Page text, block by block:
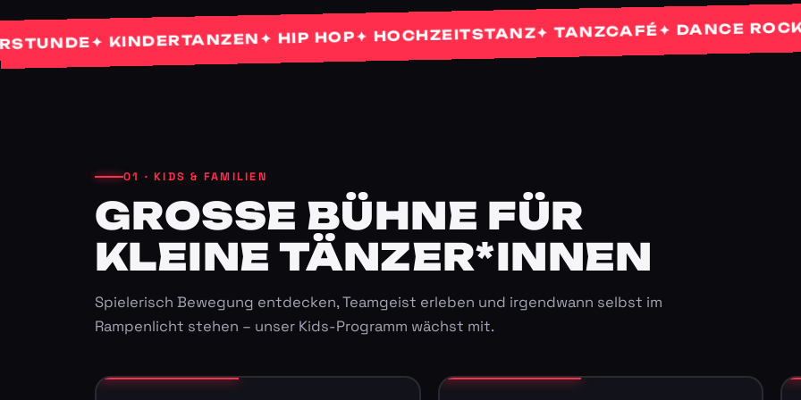
✦ KINDERTANZEN✦ HIP HOP✦ HOCHZEITSTANZ✦ TANZCAFÉ✦ DANCE ROCKETS✦
01 · KIDS & FAMILIEN
GROSSE BÜHNE FÜR K
LEINE TÄNZER*INNEN
Spielerisch Bewegung entdecken, Teamgeist erleben und irgendwann selbst im
Rampenlicht stehen – unser Kids-Programm wächst mit.